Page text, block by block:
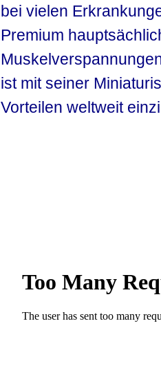
bei vielen
Premium
ist mit seiner
Vorteilen weltweit